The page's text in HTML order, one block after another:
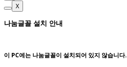
X
나눔글꼴 설치 안내
이 PC에는 나눔글꼴이 설치되어 있지 않습니다.